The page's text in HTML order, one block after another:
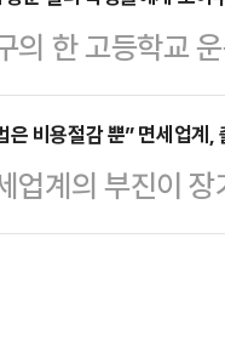
것으로 나타났
라며 "오늘 중으
것"이라고 밝혔
이 진상규명을
정쟁용으로 이
저희들이 부정
의 한 고등학교
여주는 등 추행
에게 징역형의
부(정승규 부장판
등의 혐의로 기
은 비용절감 뿐” 면세업계,
업계의 부진이
바뀌고 달러 강